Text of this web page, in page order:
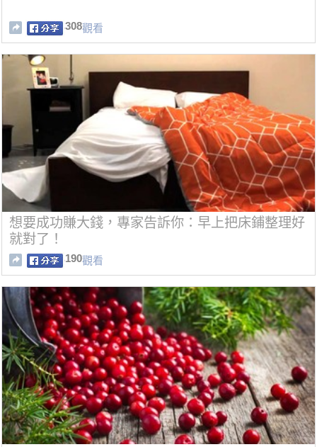
308觀看
想要成功賺大錢，專家告訴你：早上把床鋪整理好
就對了！
190觀看